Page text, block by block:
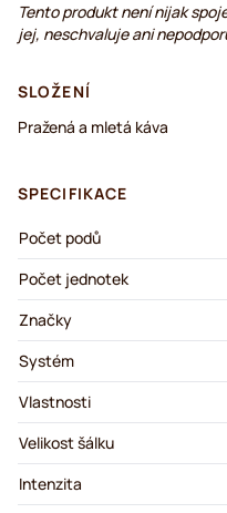
Tento produkt není nijak
jej, neschvaluje ani
SLOŽENÍ
Pražená a mletá káva
SPECIFIKACE
Počet podů
Počet jednotek
Značky
Systém
Vlastnosti
Velikost šálku
Intenzita